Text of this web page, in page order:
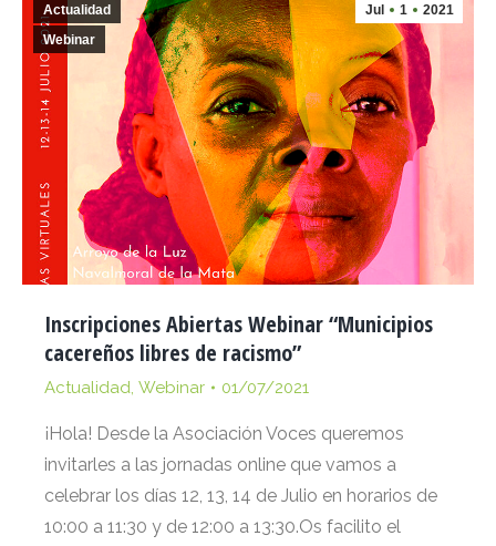
Jul 1 2021
Actualidad
Webinar
Inscripciones Abiertas Webinar “Municipios
cacereños libres de racismo”
Actualidad, Webinar 01/07/2021
¡Hola! Desde la Asociación Voces queremos
invitarles a las jornadas online que vamos a
celebrar los días 12, 13, 14 de Julio en horarios de
10:00 a 11:30 y de 12:00 a 13:30.Os facilito el